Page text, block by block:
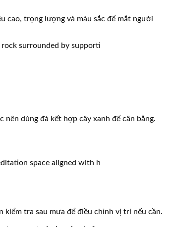
cao, trọng lượng và màu sắc để mắt người
dùng đá kết hợp cây xanh để cân bằng.
kiểm tra sau mưa để điều chỉnh vị trí nếu cần.